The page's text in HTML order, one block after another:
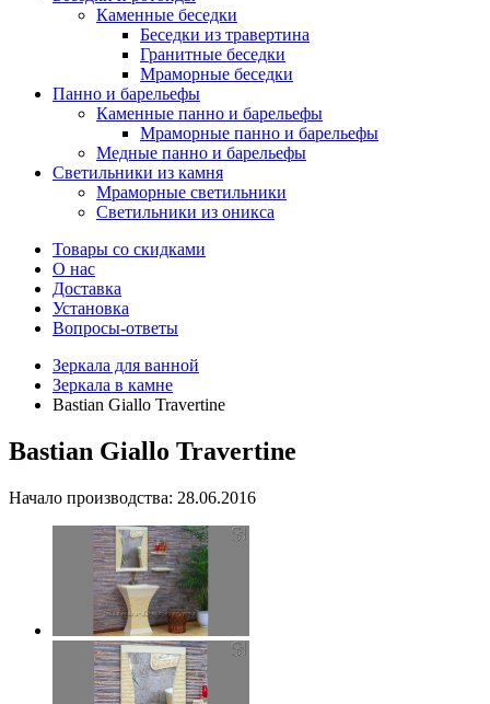
Каменные беседки
Беседки из травертина
Гранитные беседки
Мраморные беседки
Панно и барельефы
Каменные панно и барельефы
Мраморные панно и барельефы
Медные панно и барельефы
Светильники из камня
Мраморные светильники
Светильники из оникса
Товары со скидками
О нас
Доставка
Установка
Вопросы-ответы
Зеркала для ванной
Зеркала в камне
Bastian Giallo Travertine
Bastian Giallo Travertine
Начало производства: 28.06.2016